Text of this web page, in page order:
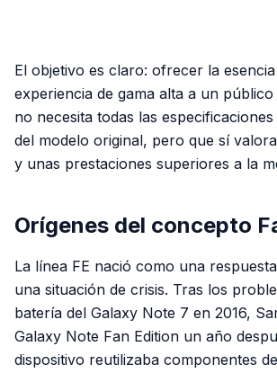
El objetivo es claro: ofrecer la
experiencia de gama alta a un
no necesita todas las
del modelo original, pero que sí
y unas prestaciones superiores a la
Orígenes del concepto
La línea FE nació como una
una situación de crisis. Tras los
batería del Galaxy Note 7 en 2016,
Galaxy Note Fan Edition un año
dispositivo reutilizaba componentes